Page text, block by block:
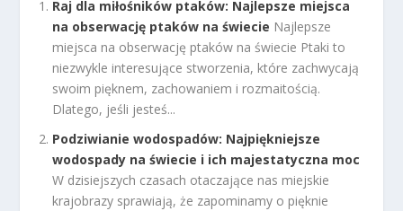
Raj dla miłośników ptaków: Najlepsze miejsca
na obserwację ptaków na świecie Najlepsze
miejsca na obserwację ptaków na świecie Ptaki to
niezwykle interesujące stworzenia, które zachwycają
swoim pięknem, zachowaniem i rozmaitością.
Dlatego, jeśli jesteś...
Podziwianie wodospadów: Najpiękniejsze
wodospady na świecie i ich majestatyczna moc
W dzisiejszych czasach otaczające nas miejskie
krajobrazy sprawiają, że zapominamy o pięknie